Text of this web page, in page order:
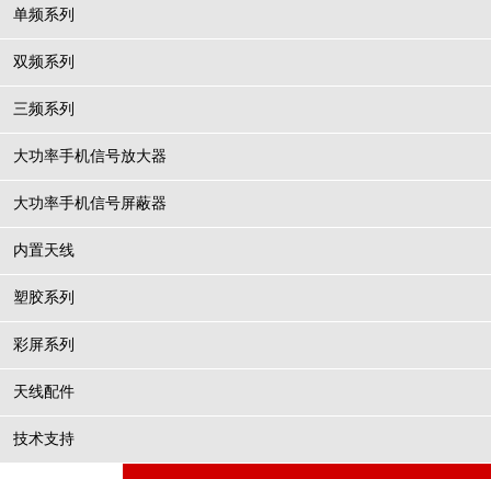
单频系列
双频系列
三频系列
大功率手机信号放大器
大功率手机信号屏蔽器
内置天线
塑胶系列
彩屏系列
天线配件
技术支持